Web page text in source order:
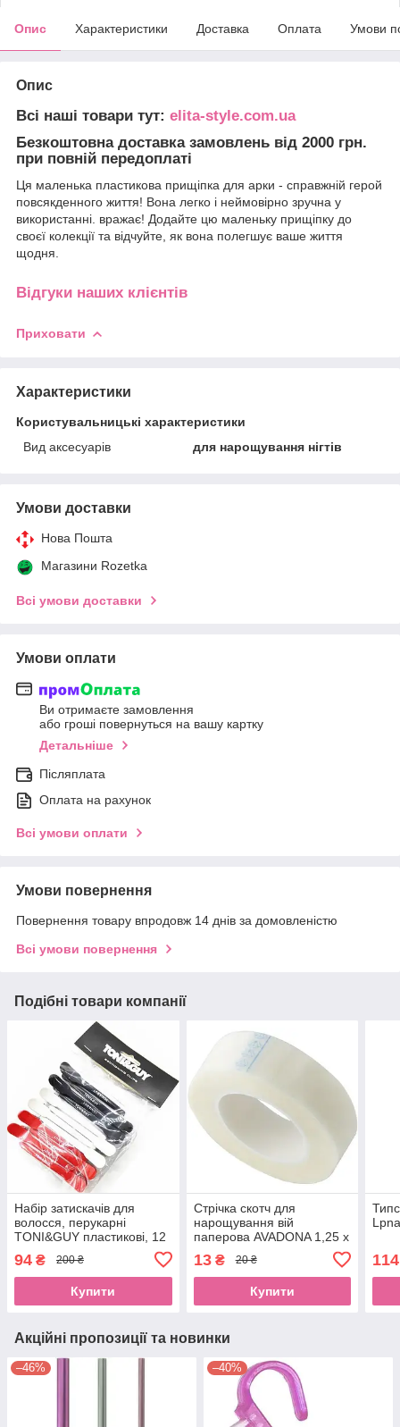
Опис Характеристики Доставка Оплата Умови
Опис
Всі наші товари тут: elita-style.com.ua
Безкоштовна доставка замовлень від 2000 грн.
при повній передоплаті
Ця маленька пластикова прищіпка для арки - справжній герой
повсякденного життя! Вона легко і неймовірно зручна у
використанні. вражає! Додайте цю маленьку прищіпку до
своєї колекції та відчуйте, як вона полегшує ваше життя
щодня.
Відгуки наших клієнтів
Приховати
Характеристики
Користувальницькі характеристики
Вид аксесуарів
для нарощування нігтів
Умови доставки
Нова Пошта
Магазини Rozetka
Всі умови доставки
Умови оплати
Ви отримаєте замовлення
або гроші повернуться на вашу картку
Детальніше
Післяплата
Оплата на рахунок
Всі умови оплати
Умови повернення
Повернення товару впродовж 14 днів за домовленістю
Всі умови повернення
Подібні товари компанії
Набір затискачів для
волосся, перукарні
TONI&GUY пластикові, 12
94 ₴ 200 ₴
Купити
Стрічка скотч для
нарощування вій
паперова AVADONA 1,25 х
13₴ 20 ₴
Купити
114
Акційні пропозиції та новинки
–46% –40%